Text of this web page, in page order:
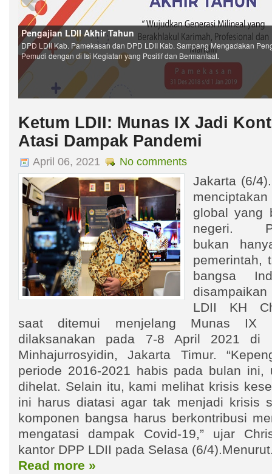
Ketum LDII: Munas IX Jadi
Atasi Dampak Pandemi
April 06, 2021 No comments
Jakarta (6/
global yang
negeri.
bukan
pemerintah,
bangsa
LDII KH
saat ditemui menjelang Munas IX
dilaksanakan pada 7-8 April 2021 di
Minhajurrosyidin, Jakarta Timur.
periode 2016-2021 habis pada bulan ini,
dihelat. Selain itu, kami melihat krisis
ini harus diatasi agar tak menjadi krisis
komponen bangsa harus berkontribusi
mengatasi dampak Covid-19,” ujar
kantor DPP LDII pada Selasa (6/
Read more »